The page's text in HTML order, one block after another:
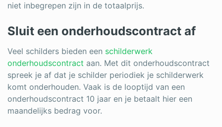
niet inbegrepen zijn in de totaalprijs.
Sluit een onderhoudscontract af
Veel schilders bieden een schilderwerk
onderhoudscontract aan. Met dit onderhoudscontract
spreek je af dat je schilder periodiek je schilderwerk
komt onderhouden. Vaak is de looptijd van een
onderhoudscontract 10 jaar en je betaalt hier een
maandelijks bedrag voor.